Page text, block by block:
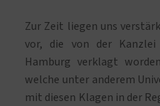
Zur Zeit liegen uns
vor, die von der Kanzlei
Hamburg verklagt
welche unter anderem
mit diesen Klagen in der